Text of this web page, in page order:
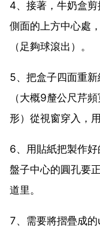
4、接著，牛奶盒
側面的上方中心處
（足夠球滾出）。
5、把盒子四面重
（大概9釐公尺芹
形）從視窗穿入，
6、用貼紙把製作好
盤子中心的圓孔要
道里。
7、需要將摺疊成